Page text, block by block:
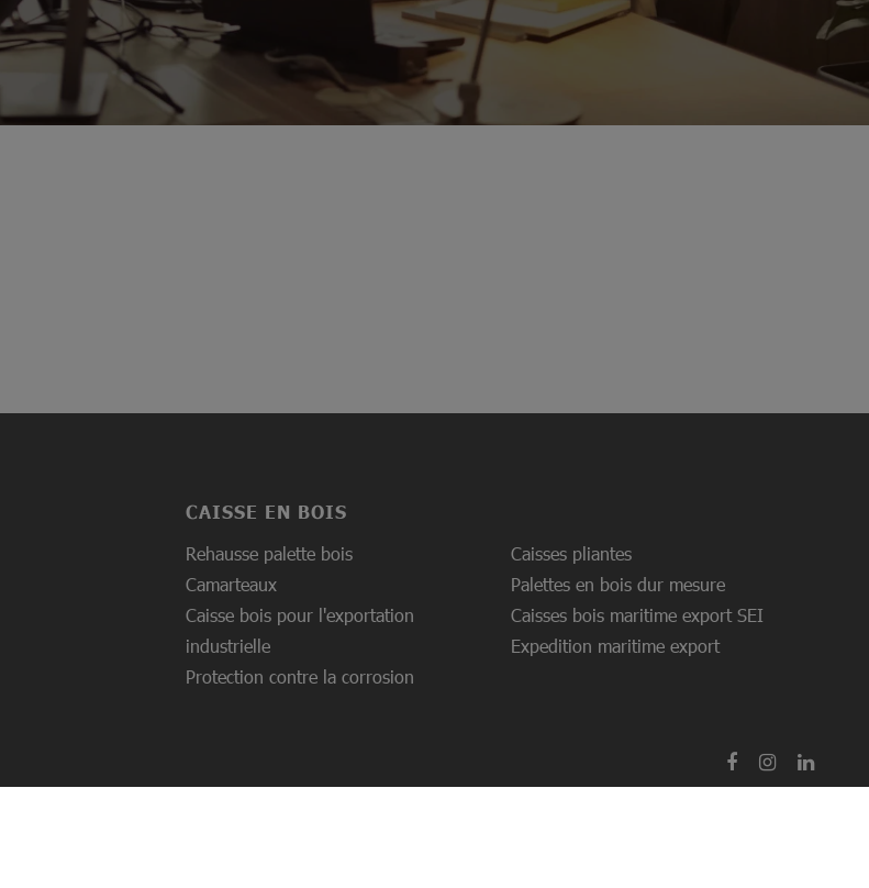
CAISSE EN BOIS
Rehausse palette bois
Camarteaux
Caisse bois pour l'exportation
industrielle
Protection contre la corrosion
Caisses pliantes
Palettes en bois dur mesure
Caisses bois maritime export SEI
Expedition maritime export